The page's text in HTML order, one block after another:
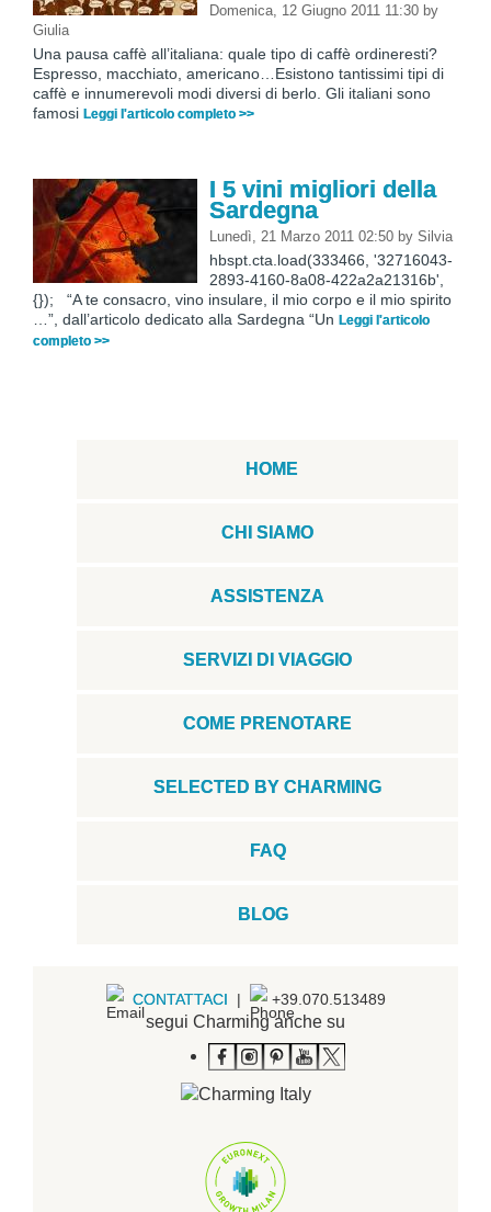
Domenica, 12 Giugno 2011 11:30 by
Giulia
Una pausa caffè all’italiana: quale tipo di caffè ordineresti?
Espresso, macchiato, americano…Esistono tantissimi tipi di
caffè e innumerevoli modi diversi di berlo. Gli italiani sono
famosi Leggi l'articolo completo >>
I 5 vini migliori della
Sardegna
Lunedì, 21 Marzo 2011 02:50 by Silvia
hbspt.cta.load(333466, '32716043-
2893-4160-8a08-422a2a21316b',
{}); “A te consacro, vino insulare, il mio corpo e il mio spirito
…”, dall’articolo dedicato alla Sardegna “Un Leggi l'articolo
completo >>
HOME
CHI SIAMO
ASSISTENZA
SERVIZI DI VIAGGIO
COME PRENOTARE
SELECTED BY CHARMING
FAQ
BLOG
CONTATTACI | +39.070.513489
segui Charming anche su